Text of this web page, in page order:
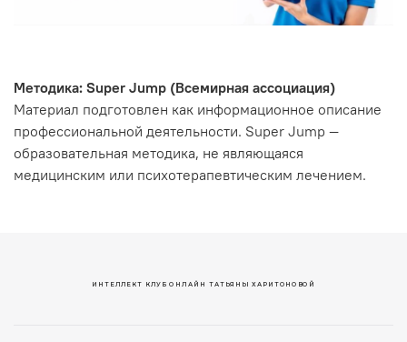
Методика: Super Jump (Всемирная ассоциация)
Материал подготовлен как информационное описание
профессиональной деятельности. Super Jump —
образовательная методика, не являющаяся
медицинским или психотерапевтическим лечением.
ИНТЕЛЛЕКТ КЛУБ ОНЛАЙН ТАТЬЯНЫ ХАРИТОНОВОЙ